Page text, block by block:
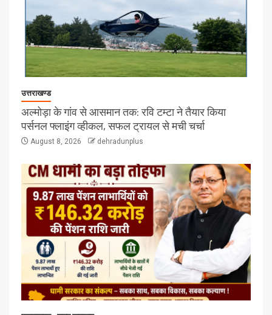
उत्तराखण्ड
अल्मोड़ा के गांव से आसमान तक: रवि टम्टा ने तैयार किया
पर्सनल फ्लाइंग व्हीकल, सफल ट्रायल से मची चर्चा
August 8, 2026 dehradunplus